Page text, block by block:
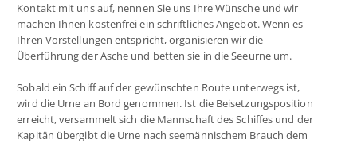
Kontakt mit uns auf, nennen Sie uns Ihre Wünsche und wir
machen Ihnen kostenfrei ein schriftliches Angebot. Wenn es
Ihren Vorstellungen entspricht, organisieren wir die
Überführung der Asche und betten sie in die Seeurne um.
Sobald ein Schiff auf der gewünschten Route unterwegs ist,
wird die Urne an Bord genommen. Ist die Beisetzungsposition
erreicht, versammelt sich die Mannschaft des Schiffes und der
Kapitän übergibt die Urne nach seemännischem Brauch dem